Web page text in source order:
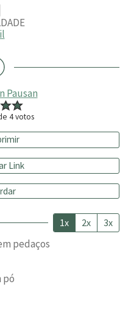
Pausan
4votos
Link
1x 2x 3x
pedaços
pó